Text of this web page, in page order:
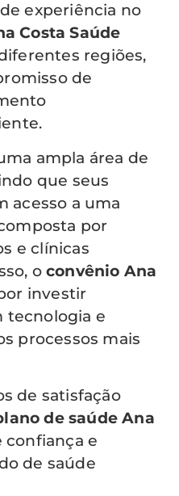
experiência no
Costa Saúde
regiões,
de
ampla área de
que seus
acesso a uma
por
e clínicas
o convênio Ana
investir
tecnologia e
processos mais
de satisfação
de saúde Ana
confiança e
de saúde